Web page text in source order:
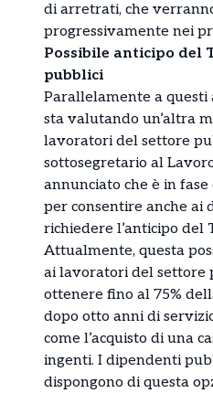
di arretrati, che
progressivamente nei
Possibile anticipo del
pubblici
Parallelamente a
sta valutando un’altra
lavoratori del settore
sottosegretario al
annunciato che è in
per consentire anche ai
richiedere l’anticipo del
Attualmente, questa
ai lavoratori del settore
ottenere fino al 75%
dopo otto anni di
come l’acquisto di una
ingenti. I dipendenti
dispongono di questa